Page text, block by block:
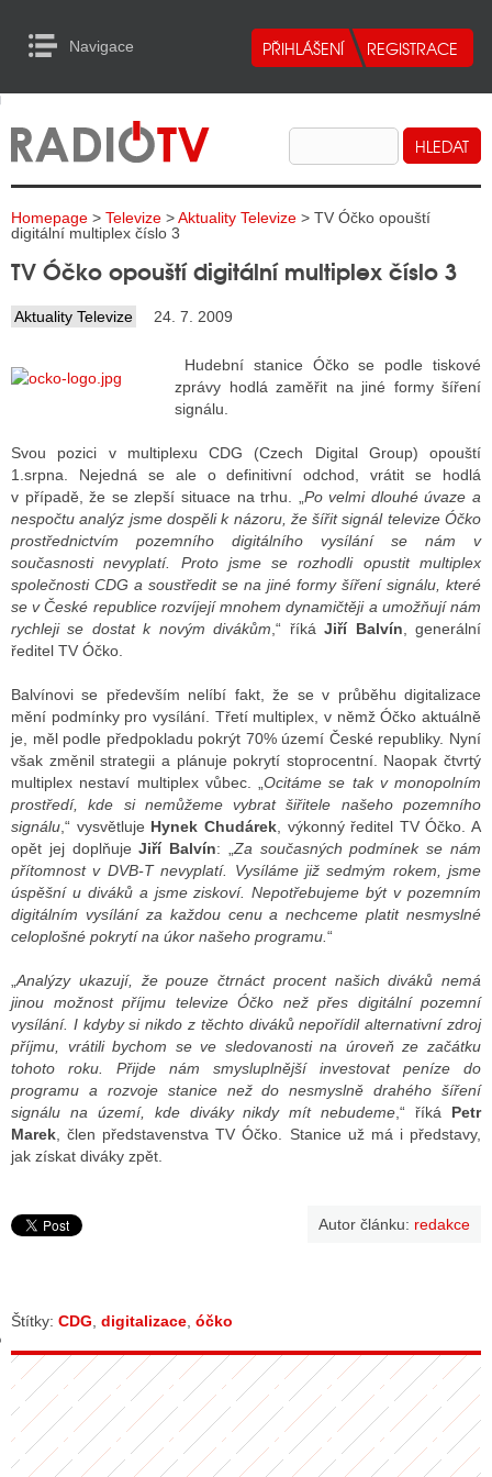
Navigace
RADIA
TELEVIZE
INTERNET
TISK
VYSÍLAČE
TELEVIZE
TELEVIZÍ
VYSÍLAČE
INTERNET
RÁDIA
STRÁNKY RÁDIÍ
STRÁNKY TV
TISK
STÁT BLOGEREM
BLOGERA
STARŠÍCH DISKUZÍ
to Content
Homepage > Televize >Aktuality Televize > TV Óčko opouští
digitální multiplex číslo 3
TV Óčko opouští digitální multiplex číslo 3
Aktuality Televize 24. 7. 2009
Hudební stanice Óčko se podle tiskové
zprávy hodlá zaměřit na jiné formy šíření
signálu.
Svou pozici v multiplexu CDG (Czech Digital Group) opouští
1.srpna. Nejedná se ale o definitivní odchod, vrátit se hodlá
v případě, že se zlepší situace na trhu. „ Po velmi dlouhé úvaze a
nespočtu analýz jsme dospěli k názoru, že šířit signál televize Óčko
prostřednictvím pozemního digitálního vysílání se nám v
současnosti nevyplatí. Proto jsme se rozhodli opustit multiplex
společnosti CDG a soustředit se na jiné formy šíření signálu, které
se v České republice rozvíjejí mnohem dynamičtěji a umožňují nám
rychleji se dostat k novým divákům ,“ říkáJiří Balvín , generální
ředitel TV Óčko.
Balvínovi se především nelíbí fakt, že se v průběhu digitalizace
mění podmínky pro vysílání. Třetí multiplex, v němž Óčko aktuálně
je, měl podle předpokladu pokrýt 70% území České republiky. Nyní
však změnil strategii a plánuje pokrytí stoprocentní. Naopak čtvrtý
multiplex nestaví multiplex vůbec. „ Ocitáme se tak v monopolním
prostředí, kde si nemůžeme vybrat šiřitele našeho pozemního
signálu ,“ vysvětluje Hynek Chudárek, výkonný ředitel TV Óčko. A
opět jej doplňujeJiří Balvín: „ Za současných podmínek se nám
přítomnost v DVB-T nevyplatí. Vysíláme již sedmým rokem, jsme
úspěšní u diváků a jsme ziskoví. Nepotřebujeme být v pozemním
digitálním vysílání za každou cenu a nechceme platit nesmyslné
celoplošné pokrytí na úkor našeho programu. “
Analýzy ukazují, že pouze čtrnáct procent našich diváků nemá
jinou možnost příjmu televize Óčko než přes digitální pozemní
vysílání. I kdyby si nikdo z těchto diváků nepořídil alternativní zdroj
příjmu, vrátili bychom se ve sledovanosti na úroveň ze začátku
tohoto roku. Přijde nám smysluplnější investovat peníze do
programu a rozvoje stanice než do nesmyslně drahého šíření
signálu na území, kde diváky nikdy mít nebudeme ,“ říká Petr
Marek , člen představenstva TV Óčko. Stanice už má i představy,
jak získat diváky zpět.
Autor článku: redakce
Štítky: CDG digitalizace óčko